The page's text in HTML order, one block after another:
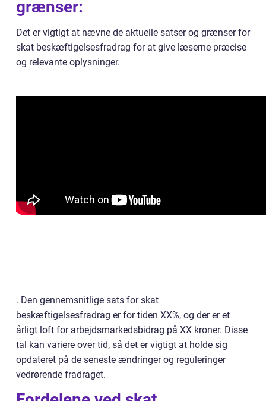
grænser:
Det er vigtigt at nævne de aktuelle satser og grænser for
skat beskæftigelsesfradrag for at give læserne præcise
og relevante oplysninger.
. Den gennemsnitlige sats for skat
beskæftigelsesfradrag er for tiden XX%, og der er et
årligt loft for arbejdsmarkedsbidrag på XX kroner. Disse
tal kan variere over tid, så det er vigtigt at holde sig
opdateret på de seneste ændringer og reguleringer
vedrørende fradraget.